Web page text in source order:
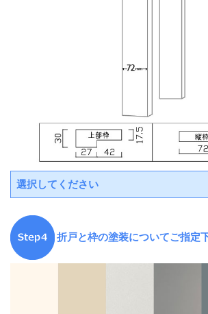
選択してください
平日15時ま
折戸と枠の塗装についてご指定